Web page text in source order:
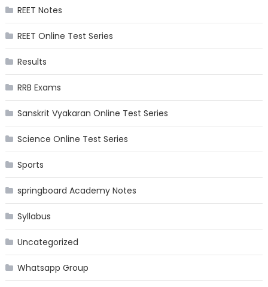
REET Notes
REET Online Test Series
Results
RRB Exams
Sanskrit Vyakaran Online Test Series
Science Online Test Series
Sports
springboard Academy Notes
Syllabus
Uncategorized
Whatsapp Group